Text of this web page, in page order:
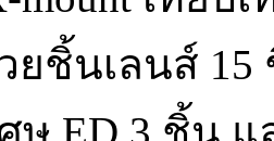
ยชิ้นเลนส์